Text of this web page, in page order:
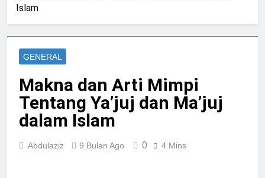
Islam
GENERAL
Makna dan Arti Mimpi
Tentang Ya’juj dan Ma’juj
dalam Islam
Abdulaziz 9 Bulan Ago 0 4 Mins